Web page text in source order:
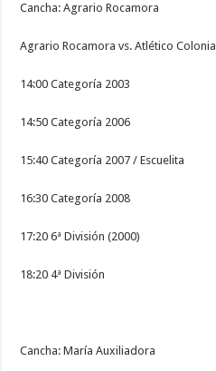
Cancha: Agrario Rocamora
Agrario Rocamora vs. Atlético Colonia
14:00 Categoría 2003
14:50 Categoría 2006
15:40 Categoría 2007 / Escuelita
16:30 Categoría 2008
17:20 6ª División (2000)
18:20 4ª División
Cancha: María Auxiliadora